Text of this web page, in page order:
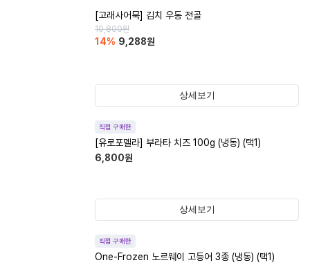
[고래사어묵] 김치 우동 전골
10,800원
14% 9,288원
상세보기
직접 구매한
[유로포멜라] 부라타 치즈 100g (냉동) (택1)
6,800원
상세보기
직접 구매한
One-Frozen 노르웨이 고등어 3종 (냉동) (택1)